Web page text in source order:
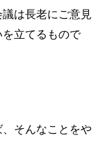
は長老にご意見
立てるもので
そんなことをや